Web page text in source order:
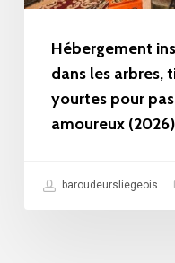
tiny
house,
bulles
yourtes
passer
Hébergement
dans les arbres,
yourtes pour
amoureux (2026)
baroudeursliegeois